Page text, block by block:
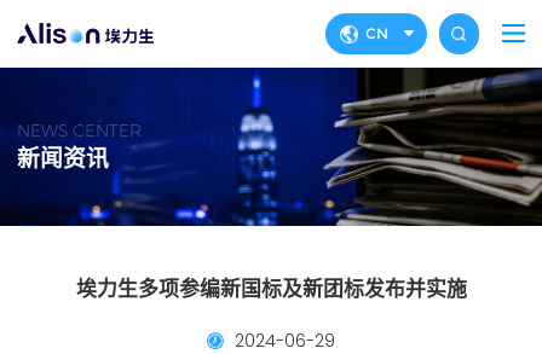
CN
NEWS CENTER
新闻资讯
埃力生多项参编新国标及新团标发布并实施
2024-06-29